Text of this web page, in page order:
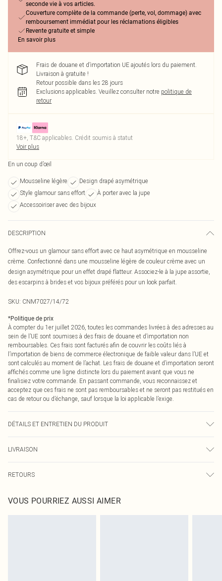
seconde vie à vos articles.
Couverture complète de la commande (perte, vol, dommage) avec
remboursement immédiat pour les réclamations éligibles
Revente gratuite et simple
En savoir plus
Frais de douane et d’importation UE ajoutés lors du paiement.
Livraison à gratuite !
Retour possible dans les 28 jours
Exclusions applicables. Veuillez consulter notre politique de
retour
18+, T&C applicables. Crédit soumis à statut
Voir plus
En un coup d’œil
Mousseline légère
Design drapé asymétrique
Style glamour sans effort
À porter avec la jupe
Accessoiriser avec des bijoux
DESCRIPTION
Offrez-vous un glamour sans effort avec ce haut asymétrique en mousseline
crème. Confectionné dans une mousseline légère de couleur crème avec un
design asymétrique pour un effet drapé flatteur. Associez-le à la jupe assortie,
des escarpins à brides et vos bijoux préférés pour un look parfait.
SKU: CNM7027/14/72
*Politique de prix
À compter du 1er juillet 2026, toutes les commandes livrées à des adresses au
sein de l’UE sont soumises à des frais de douane et d’importation non
remboursables. Ces frais sont facturés afin de couvrir les coûts liés à
l’importation de biens de commerce électronique de faible valeur dans l’UE et
sont calculés au moment de l’achat. Les frais de douane et d’importation seront
affichés comme une ligne distincte lors du paiement avant que vous ne
finalisiez votre commande. En passant commande, vous reconnaissez et
acceptez que ces frais ne sont pas remboursables et ne seront pas restitués en
cas de retour ou d’échange, sauf lorsque la loi applicable l’exige.
DÉTAILS ET ENTRETIEN DU PRODUIT
déteindre.
LIVRAISON
Livraison express France
Jusqu'à 2-3 jours ouvrables
RETOURS
pour nous retourner un article.
Veuillez noter que nous ne pouvons pas rembourser les masques tendance, les
VOUS POURRIEZ AUSSI AIMER